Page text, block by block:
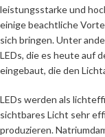
leistungsstarke und
einige beachtliche
sich bringen. Unter
LEDs, die es heute auf
eingebaut, die den
LEDs werden als
sichtbares Licht sehr
produzieren.